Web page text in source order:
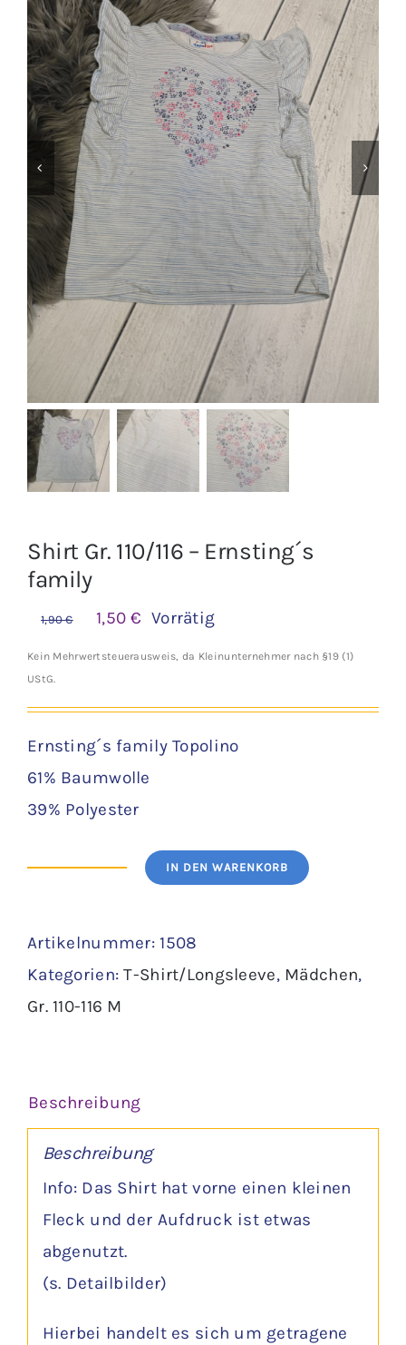
Jungen
Mädchen
Accesoires
Schuhe / Socken
Spielzeug
Babyausstattung
Krims Krams
Shirt Gr. 110/116 – Ernsting´s
family
1,90€
Ursprünglicher
Preis
1,90 €
1,50€ Aktueller
Preis
1,50 €.
Vorrätig
Kein Mehrwertsteuerausweis, da Kleinunternehmer nach §19 (1)
UStG.
Ernsting´s family Topolino
61% Baumwolle
39% Polyester
110/116
-
Ernsting
Menge
IN DEN WARENKORB
Artikelnummer: 1508
Kategorien:T-Shirt/Longsleeve, Mädchen,
Gr. 110-116 M
Beschreibung
Beschreibung
Info: Das Shirt hat vorne einen kleinen
Fleck und der Aufdruck ist etwas
abgenutzt.
(s. Detailbilder)
Hierbei handelt es sich um getragene